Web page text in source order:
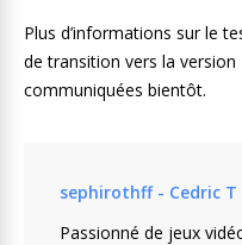
Plus d’informations sur le
de transition vers la
communiquées bientôt.
sephirothff - Cedric T
Passionné de jeux